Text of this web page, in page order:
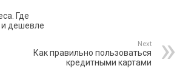
Где
и дешевле
Next
Как правильно пользоваться
кредитными картами